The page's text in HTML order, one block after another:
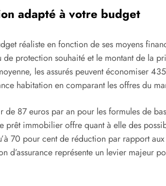
adapté à votre budget
réaliste en fonction de ses moyens
protection souhaité et le montant de la
les assurés peuvent économiser
habitation en comparant les offres du
de 87 euros par an pour les formules de
prêt immobilier offre quant à elle des
70 pour cent de réduction par rapport
d’assurance représente un levier majeur